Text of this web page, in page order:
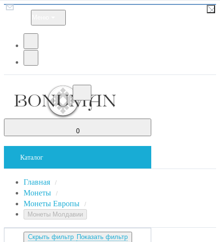
0
Каталог
Главная /
Монеты /
Монеты Европы /
Монеты Молдавии
Скрыть фильтр Показать фильтр